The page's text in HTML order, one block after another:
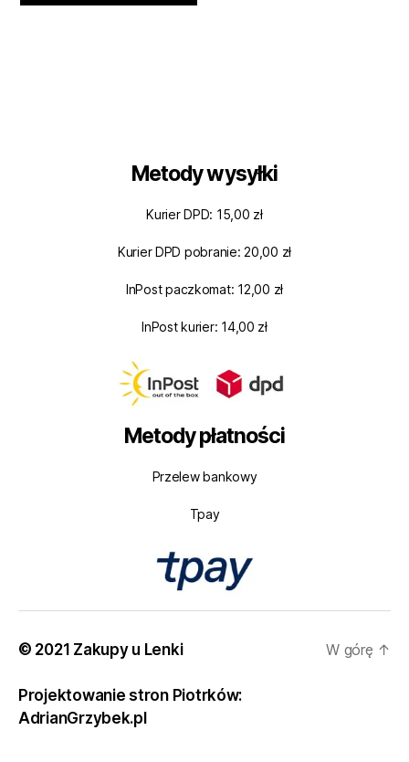
Metody wysyłki
Kurier DPD: 15,00 zł
Kurier DPD pobranie: 20,00 zł
InPost paczkomat: 12,00 zł
InPost kurier: 14,00 zł
Metody płatności
Przelew bankowy
Tpay
© 2021 Zakupy u Lenki
Projektowanie stron Piotrków:
AdrianGrzybek.pl
W górę ↑